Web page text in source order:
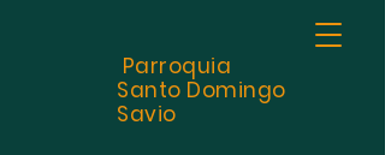
Parroquia
Santo Domingo
Savio